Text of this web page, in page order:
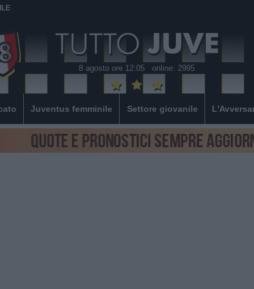
8 agosto ore 12:05 online: 2995
Juventus femminile Settore giovanile